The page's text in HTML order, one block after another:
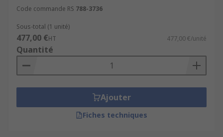
Code commande RS 788-3736
Sous-total (1 unité)
477,00 €HT 477,00 €/unité
Quantité
Ajouter
Fiches techniques